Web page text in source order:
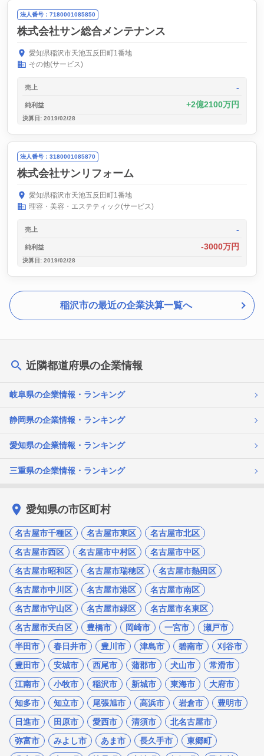
法人番号：7180001085850
株式会社サン総合メンテナンス
愛知県稲沢市天池五反田町1番地
その他(サービス)
売上 -
純利益 2億2100万円
決算日: 2019/02/28
法人番号：3180001085870
株式会社サンリフォーム
愛知県稲沢市天池五反田町1番地
理容・美容・エステティック(サービス)
売上 -
純利益 -3000万円
決算日: 2019/02/28
稲沢市の最近の企業決算一覧へ
近隣都道府県の企業情報
岐阜県の企業情報・ランキング
静岡県の企業情報・ランキング
愛知県の企業情報・ランキング
三重県の企業情報・ランキング
愛知県の市区町村
名古屋市千種区 名古屋市東区
名古屋市北区
名古屋市西区
名古屋市中村区
名古屋市中区
名古屋市昭和区
名古屋市瑞穂区
名古屋市熱田区
名古屋市中川区
名古屋市港区
名古屋市南区
名古屋市守山区
名古屋市緑区
名古屋市名東区
名古屋市天白区
豊橋市 岡崎市 一宮市
瀬戸市
半田市
春日井市 豊川市 津島市 碧南市
刈谷市
豊田市
安城市 西尾市 蒲郡市 犬山市
常滑市
江南市
小牧市 稲沢市 新城市 東海市
大府市
知多市
知立市 尾張旭市 高浜市 岩倉市
豊明市
日進市
田原市 愛西市 清須市
北名古屋市
弥富市
みよし市 あま市 長久手市
東郷町